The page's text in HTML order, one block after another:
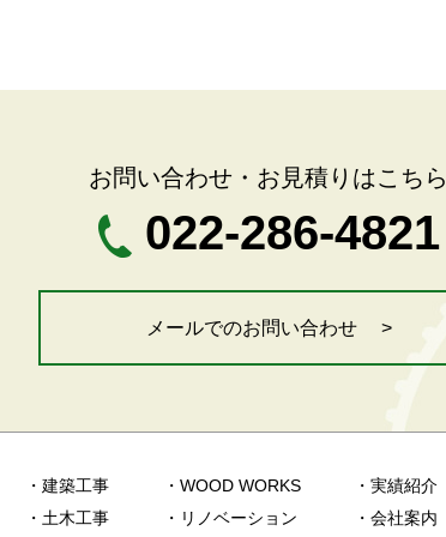
お問い合わせ・お見積りはこちら
022-286-4821
メールでのお問い合わせ >
・建築工事
・土木工事
・WOOD WORKS
・リノベーション
・実績紹介
・会社案内